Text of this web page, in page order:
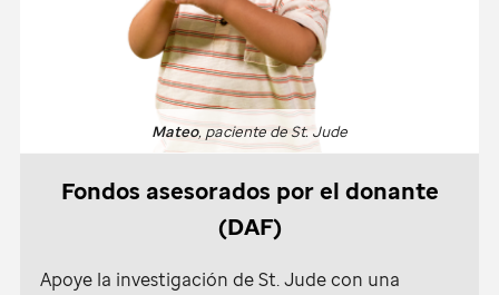
Mateo, paciente deSt. Jude
Fondos asesorados por el donante
(DAF)
Apoye la investigación deSt. Judecon una